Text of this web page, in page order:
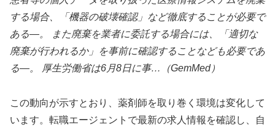
する場合、「機器の破壊確認」など徹底することが必要で
ある—。 また廃棄を業者に委託する場合には、「適切な
廃棄が行われるか」を事前に確認することなども必要であ
る—。 厚生労働省は6月8日に事…（GemMed）
この動向が示すとおり、薬剤師を取り巻く環境は変化して
います。転職エージェントで最新の求人情報を確認し、自